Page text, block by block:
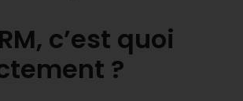
c’est quoi
?